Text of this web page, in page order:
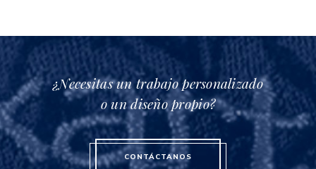
¿Necesitas un trabajo personalizado
o un diseño propio?
CONTÁCTANOS